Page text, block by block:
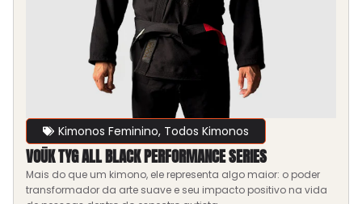
Kimonos Feminino, Todos Kimonos
VOŪK TYG ALL BLACK PERFORMANCE SERIES
Mais do que um kimono, ele representa algo maior: o poder
transformador da arte suave e seu impacto positivo na vida